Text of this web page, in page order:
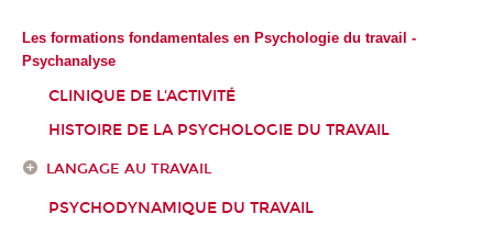
Les formations fondamentales en Psychologie du travail -
Psychanalyse
CLINIQUE DE L'ACTIVITÉ
HISTOIRE DE LA PSYCHOLOGIE DU TRAVAIL
LANGAGE AU TRAVAIL
PSYCHODYNAMIQUE DU TRAVAIL